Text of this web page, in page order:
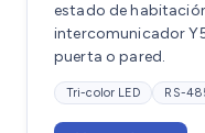
estado de
intercomunicador
puerta o pared.
Tri-color LED RS-